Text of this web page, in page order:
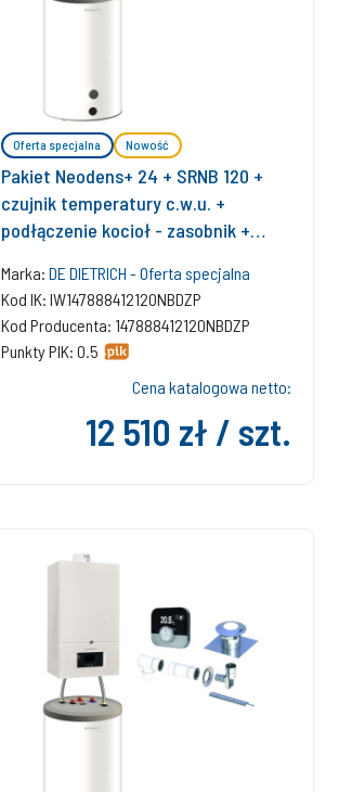
Oferta specjalna Nowość
Pakiet Neodens+ 24 + SRNB 120 +
czujnik temperatury c.w.u. +
podłączenie kocioł - zasobnik +
Marka: DE DIETRICH - Oferta specjalna
Kod IK: IW147888412120NBDZP
Kod Producenta: 147888412120NBDZP
Punkty PIK: 0.5
Cena katalogowa netto:
12 510 zł / szt.